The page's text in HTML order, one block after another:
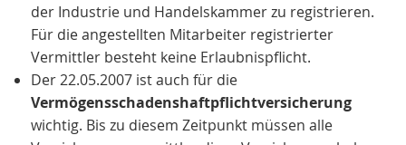
der Industrie und Handelskammer zu registrieren.
Für die angestellten Mitarbeiter registrierter
Vermittler besteht keine Erlaubnispflicht.
Der 22.05.2007 ist auch für die
Vermögensschadenshaftpflichtversicherung
wichtig. Bis zu diesem Zeitpunkt müssen alle